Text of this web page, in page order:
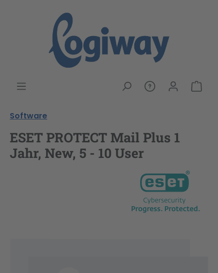
Software
ESET PROTECT Mail Plus 1
Jahr, New, 5 - 10 User